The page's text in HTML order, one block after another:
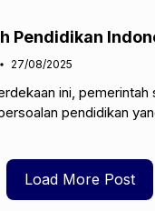
Pendidikan
27/08/2025
ini,
pendidikan
Load More Post